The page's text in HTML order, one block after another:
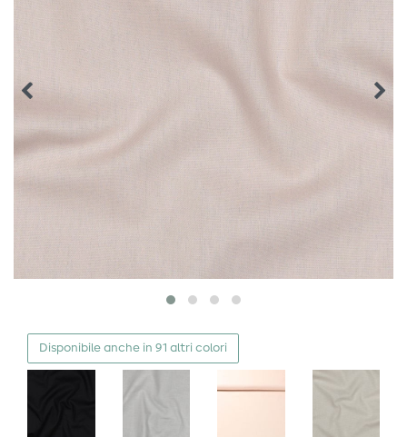
Disponibile anche in 91 altri colori